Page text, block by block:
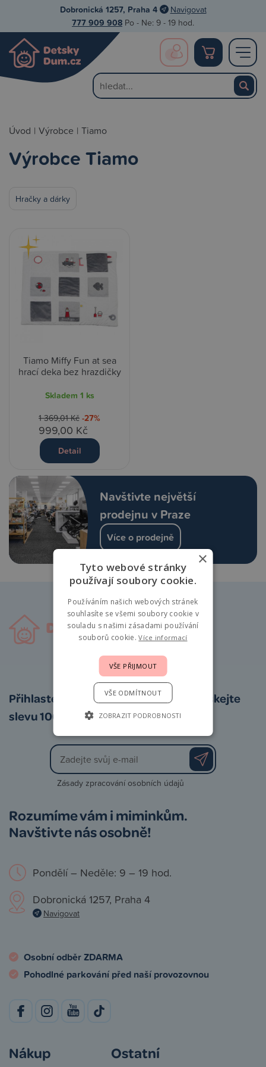
Dobronická 1257, Praha 4 Navigovat
777 909 908 Po - Ne: 9 - 19 hod.
Úvod | Výrobce | Tiamo
Výrobce Tiamo
Hračky a dárky
Navštivte největší
prodejnu v Praze
Více o prodejně
Tiamo Miffy Fun at sea
hrací deka bez hrazdičky
Skladem 1 ks
1 369,01 Kč -27%
999,00 Kč
Detail
Přihlaste se k odběru newsletteru a získejte
slevu 100 Kč na první nákup
Zásady zpracování osobních údajů
Rozumíme vám i miminkům.
Navštivte nás osobně!
Pondělí – Neděle: 9 – 19 hod.
Dobronická 1257, Praha 4
Navigovat
Osobní odběr ZDARMA
Pohodlné parkování před naší provozovnou
Nákup Ostatní
×
Tyto webové stránky
používají soubory cookie.
Používáním našich webových stránek
souhlasíte se všemi soubory cookie v
souladu s našimi zásadami používání
souborů cookie.Více informací
VŠE PŘIJMOUT
VŠE ODMÍTNOUT
ZOBRAZIT PODROBNOSTI